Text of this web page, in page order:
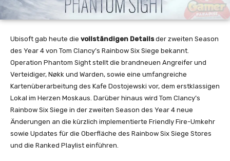
Ubisoft gab heute die vollständigen Detailsder zweiten Season
des Year 4 von Tom Clancy’s Rainbow Six Siege bekannt.
Operation Phantom Sight stellt die brandneuen Angreifer und
Verteidiger, Nøkk und Warden, sowie eine umfangreiche
Kartenüberarbeitung des Kafe Dostojewski vor, dem erstklassigen
Lokal im Herzen Moskaus. Darüber hinaus wird Tom Clancy’s
Rainbow Six Siege in der zweiten Season des Year 4 neue
Änderungen an die kürzlich implementierte Friendly Fire-Umkehr
sowie Updates für die Oberfläche des Rainbow Six Siege Stores
und die Ranked Playlist einführen.